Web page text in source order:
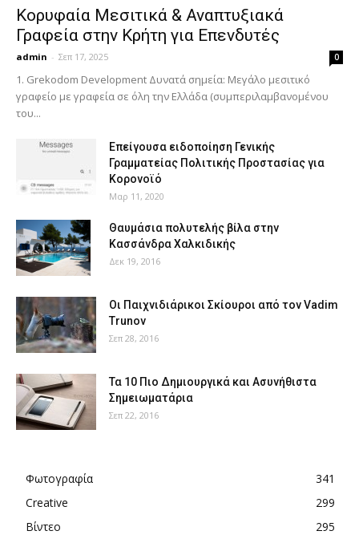
Κορυφαία Μεσιτικά & Αναπτυξιακά
Γραφεία στην Κρήτη για Επενδυτές
admin - Σεπ 17, 2025 0
1. Grekodom Development Δυνατά σημεία: Μεγάλο μεσιτικό
γραφείο με γραφεία σε όλη την Ελλάδα (συμπεριλαμβανομένου
του...
Επείγουσα ειδοποίηση Γενικής
Γραμματείας Πολιτικής Προστασίας για
Κορονοϊό
Μαρ 11, 2020
Θαυμάσια πολυτελής βίλα στην
Κασσάνδρα Χαλκιδικής
Δεκ 19, 2016
Οι Παιχνιδιάρικοι Σκίουροι από τον Vadim
Trunov
Σεπ 28, 2016
Τα 10 Πιο Δημιουργικά και Ασυνήθιστα
Σημειωματάρια
Σεπ 22, 2016
Φωτογραφία
341
Creative
299
Βίντεο
295